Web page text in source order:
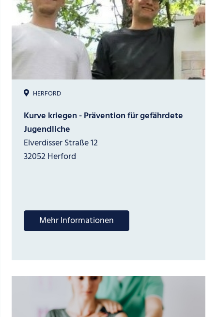
HERFORD
Kurve kriegen - Prävention für gefährdete
Jugendliche
Elverdisser Straße 12
32052 Herford
Mehr Informationen